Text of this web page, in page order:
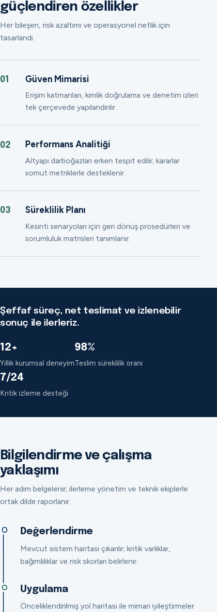
güçlendiren özellikler
Her bileşen, risk azaltımı ve operasyonel netlik için
tasarlandı.
01 Güven Mimarisi
Erişim katmanları, kimlik doğrulama ve denetim izleri
tek çerçevede yapılandırılır.
02 Performans Analitiği
Altyapı darboğazları erken tespit edilir; kararlar
somut metriklerle desteklenir.
03 Süreklilik Planı
Kesinti senaryoları için geri dönüş prosedürleri ve
sorumluluk matrisleri tanımlanır.
Şeffaf süreç, net teslimat ve izlenebilir
sonuç ile ilerleriz.
12+
Yıllık kurumsal deneyim
98%
Teslim süreklilik oranı
7/24
Kritik izleme desteği
Bilgilendirme ve çalışma
yaklaşımı
Her adım belgelenir; ilerleme yönetim ve teknik ekiplerle
ortak dilde raporlanır.
Değerlendirme
Mevcut sistem haritası çıkarılır; kritik varlıklar,
bağımlılıklar ve risk skorları belirlenir.
Uygulama
Önceliklendirilmiş yol haritası ile mimari iyileştirmeler